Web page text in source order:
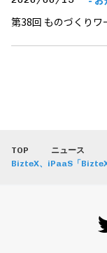
第38回 ものづくり
TOP
ニュース
BizteX、iPaaS「